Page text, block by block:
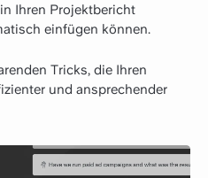
Ihren Projektbericht
einfügen können.
Tricks, die Ihren
und ansprechender